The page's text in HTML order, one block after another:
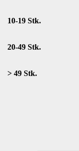
10-19 Stk.
20-49 Stk.
> 49 Stk.